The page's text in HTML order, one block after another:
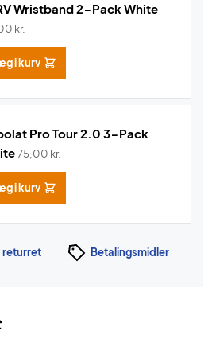
Wristband 2-Pack White
kr.
i kurv
Pro Tour 2.0 3-Pack
75,00 kr.
i kurv
returret Betalingsmidler